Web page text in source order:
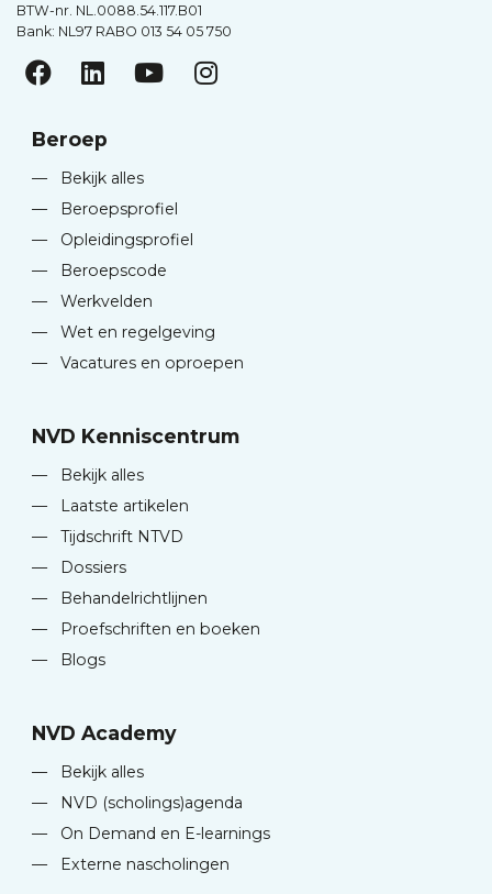
BTW-nr. NL.0088.54.117.B01
Bank: NL97 RABO 013 54 05 750
Beroep
—
Bekijk alles
—
Beroepsprofiel
—
Opleidingsprofiel
—
Beroepscode
—
Werkvelden
—
Wet en regelgeving
—
Vacatures en oproepen
NVD Kenniscentrum
—
Bekijk alles
—
Laatste artikelen
—
Tijdschrift NTVD
—
Dossiers
—
Behandelrichtlijnen
—
Proefschriften en boeken
—
Blogs
NVD Academy
—
Bekijk alles
—
NVD (scholings)agenda
—
On Demand en E-learnings
—
Externe nascholingen